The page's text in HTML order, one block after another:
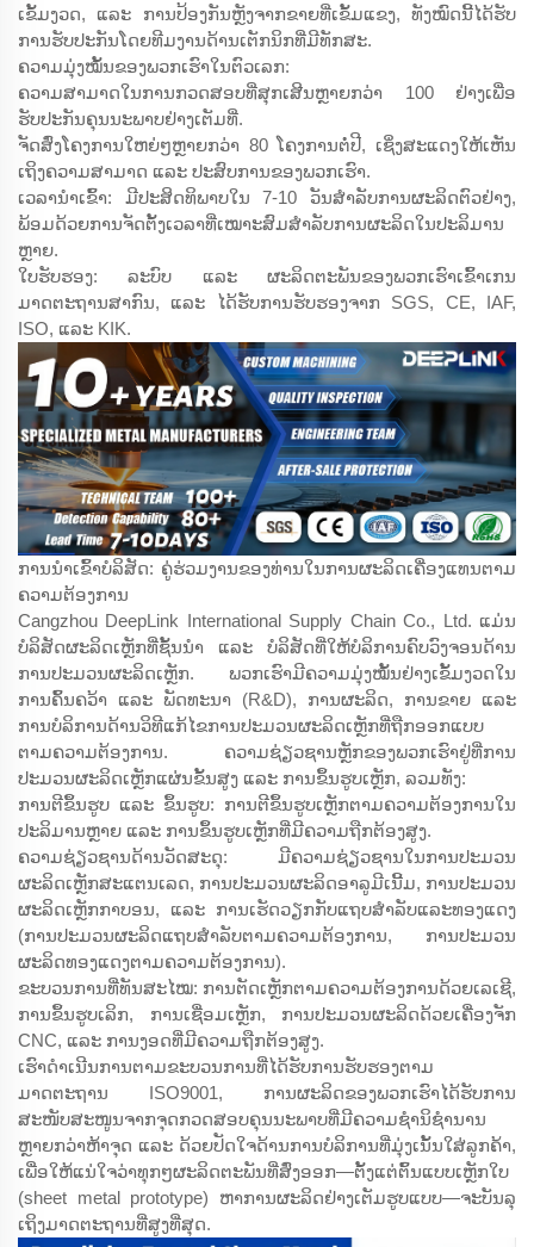
ເຂັ້ມງວດ, ແລະ ການປ້ອງກັນຫຼັງຈາກຂາຍທີ່ເຂັ້ມແຂງ, ທັງໝົດນີ້ໄດ້ຮັບ
ການຮັບປະກັນໂດຍທີມງານດ້ານເຕັກນິກທີ່ມີທັກສະ.
ຄວາມມຸ່ງໝັ້ນຂອງພວກເຮົາໃນຕົວເລກ:
ຄວາມສາມາດໃນການກວດສອບທີ່ສຸກເສີນຫຼາຍກວ່າ 100 ຢ່າງເພື່ອ
ຮັບປະກັນຄຸນນະພາບຢ່າງເຕັມທີ່.
ຈັດສົ່ງໂຄງການໃຫຍ່ໆຫຼາຍກວ່າ 80 ໂຄງການຕໍ່ປີ, ເຊິ່ງສະແດງໃຫ້ເຫັນ
ເຖິງຄວາມສາມາດ ແລະ ປະສົບການຂອງພວກເຮົາ.
ເວລານຳເຂົ້າ: ມີປະສິດທິພາບໃນ 7-10 ວັນສຳລັບການຜະລິດຕົວຢ່າງ,
ພ້ອມດ້ວຍການຈັດຕັ້ງເວລາທີ່ເໝາະສົມສຳລັບການຜະລິດໃນປະລິມານ
ຫຼາຍ.
ໃບຮັບຮອງ: ລະບົບ ແລະ ຜະລິດຕະພັນຂອງພວກເຮົາເຂົ້າເກນ
ມາດຕະຖານສາກົນ, ແລະ ໄດ້ຮັບການຮັບຮອງຈາກ SGS, CE, IAF,
ISO, ແລະ KIK.
ການນຳເຂົ້າບໍລິສັດ: ຄູ່ຮ່ວມງານຂອງທ່ານໃນການຜະລິດເຄື່ອງແທນຕາມ
ຄວາມຕ້ອງການ
Cangzhou DeepLink International Supply Chain Co., Ltd. ແມ່ນ
ບໍລິສັດຜະລິດເຫຼັກທີ່ຊັ້ນນຳ ແລະ ບໍລິສັດທີ່ໃຫ້ບໍລິການຄົບວົງຈອນດ້ານ
ການປະມວນຜະລິດເຫຼັກ. ພວກເຮົາມີຄວາມມຸ່ງໝັ້ນຢ່າງເຂັ້ມງວດໃນ
ການຄົ້ນຄວ້າ ແລະ ພັດທະນາ (R&D), ການຜະລິດ, ການຂາຍ ແລະ
ການບໍລິການດ້ານວິທີແກ້ໄຂການປະມວນຜະລິດເຫຼັກທີ່ຖືກອອກແບບ
ຕາມຄວາມຕ້ອງການ. ຄວາມຊ່ຽວຊານຫຼັກຂອງພວກເຮົາຢູ່ທີ່ການ
ປະມວນຜະລິດເຫຼັກແຜ່ນຂັ້ນສູງ ແລະ ການຂຶ້ນຮູບເຫຼັກ, ລວມທັງ:
ການຕີຂຶ້ນຮູບ ແລະ ຂຶ້ນຮູບ: ການຕີຂຶ້ນຮູບເຫຼັກຕາມຄວາມຕ້ອງການໃນ
ປະລິມານຫຼາຍ ແລະ ການຂຶ້ນຮູບເຫຼັກທີ່ມີຄວາມຖືກຕ້ອງສູງ.
ຄວາມຊ່ຽວຊານດ້ານວັດສະດຸ: ມີຄວາມຊ່ຽວຊານໃນການປະມວນ
ຜະລິດເຫຼັກສະແຕນເລດ, ການປະມວນຜະລິດອາລູມີເນີ້ມ, ການປະມວນ
ຜະລິດເຫຼັກກາບອນ, ແລະ ການເຮັດວຽກກັບແຖບສຳລັບແລະທອງແດງ
(ການປະມວນຜະລິດແຖບສຳລັບຕາມຄວາມຕ້ອງການ, ການປະມວນ
ຜະລິດທອງແດງຕາມຄວາມຕ້ອງການ).
ຂະບວນການທີ່ທັນສະໄໝ: ການຕັດເຫຼັກຕາມຄວາມຕ້ອງການດ້ວຍເລເຊີ,
ການຂຶ້ນຮູບເລິກ, ການເຊື່ອມເຫຼັກ, ການປະມວນຜະລິດດ້ວຍເຄື່ອງຈັກ
CNC, ແລະ ການງອດທີ່ມີຄວາມຖືກຕ້ອງສູງ.
ເຮົາດຳເນີນການຕາມຂະບວນການທີ່ໄດ້ຮັບການຮັບຮອງຕາມ
ມາດຕະຖານ ISO9001, ການຜະລິດຂອງພວກເຮົາໄດ້ຮັບການ
ສະໜັບສະໜູນຈາກຈຸດກວດສອບຄຸນນະພາບທີ່ມີຄວາມຊຳນິຊຳນານ
ຫຼາຍກວ່າຫ້າຈຸດ ແລະ ດ້ວຍປັດໃຈດ້ານການບໍລິການທີ່ມຸ່ງເນັ້ນໃສ່ລູກຄ້າ,
ເພື່ອໃຫ້ແນ່ໃຈວ່າທຸກໆຜະລິດຕະພັນທີ່ສົ່ງອອກ—ຕັ້ງແຕ່ຕົ້ນແບບເຫຼັກໃບ
(sheet metal prototype) ຫາການຜະລິດຢ່າງເຕັມຮູບແບບ—ຈະບັນລຸ
ເຖິງມາດຕະຖານທີ່ສູງທີ່ສຸດ.